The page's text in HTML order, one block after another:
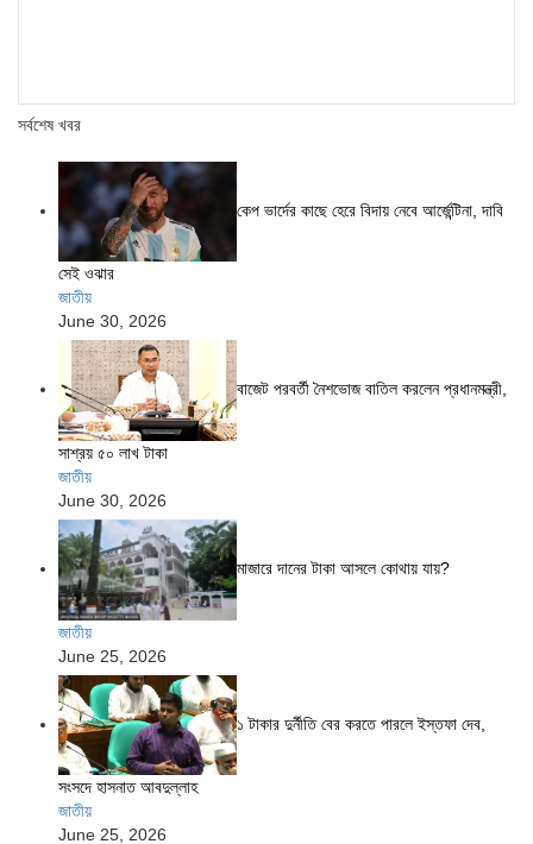
সর্বশেষ খবর
কেপ ভার্দের কাছে হেরে বিদায় নেবে আর্জেন্টিনা, দাবি
সেই ওঝার
জাতীয়
June 30, 2026
বাজেট পরবর্তী নৈশভোজ বাতিল করলেন প্রধানমন্ত্রী,
সাশ্রয় ৫০ লাখ টাকা
জাতীয়
June 30, 2026
মাজারে দানের টাকা আসলে কোথায় যায়?
জাতীয়
June 25, 2026
১ টাকার দুর্নীতি বের করতে পারলে ইস্তফা দেব,
সংসদে হাসনাত আবদুল্লাহ
জাতীয়
June 25, 2026